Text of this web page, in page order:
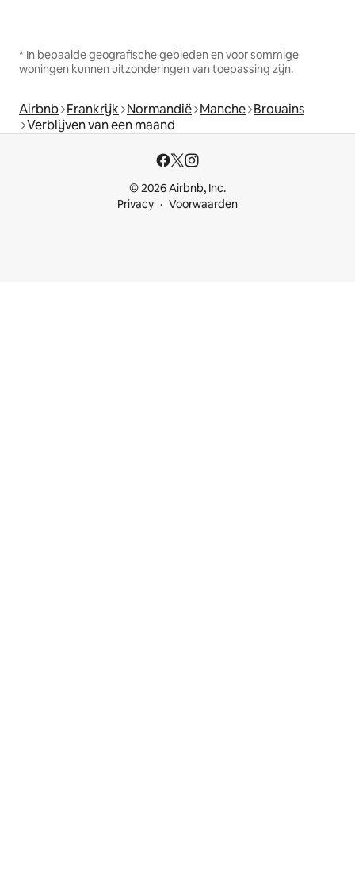
* In bepaalde geografische gebieden en voor sommige
woningen kunnen uitzonderingen van toepassing zijn.
Airbnb Frankrijk Normandië Manche Brouains
Verblijven van een maand
© 2026 Airbnb, Inc.
Privacy
Voorwaarden